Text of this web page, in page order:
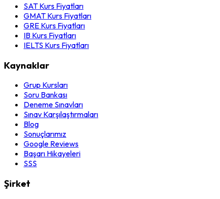
SAT Kurs Fiyatları
GMAT Kurs Fiyatları
GRE Kurs Fiyatları
IB Kurs Fiyatları
IELTS Kurs Fiyatları
Kaynaklar
Grup Kursları
Soru Bankası
Deneme Sınavları
Sınav Karşılaştırmaları
Blog
Sonuçlarımız
Google Reviews
Başarı Hikayeleri
SSS
Şirket